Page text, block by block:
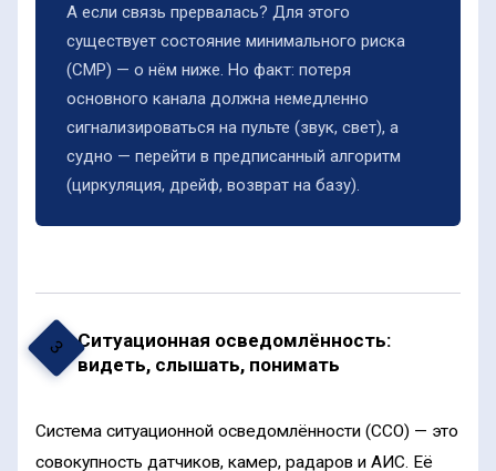
А если связь прервалась? Для этого
существует состояние минимального риска
(СМР) — о нём ниже. Но факт: потеря
основного канала должна немедленно
сигнализироваться на пульте (звук, свет), а
судно — перейти в предписанный алгоритм
(циркуляция, дрейф, возврат на базу).
3
Ситуационная осведомлённость:
видеть, слышать, понимать
Система ситуационной осведомлённости (ССО) — это
совокупность датчиков, камер, радаров и АИС. Её